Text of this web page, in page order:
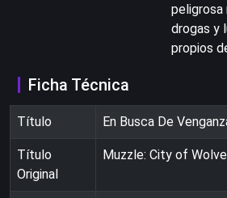
drogas y
propios
Ficha Técnica
Título En Busca De
Título
Original
Muzzle: City of